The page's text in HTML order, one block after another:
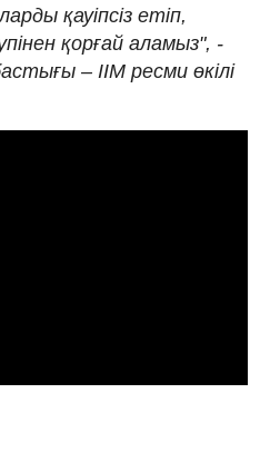
қауіпсіз етіп,
қорғай аламыз", -
– ІІМ ресми өкілі